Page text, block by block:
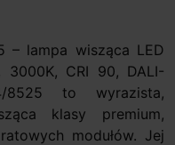
– lampa wisząca LED
3000K, CRI 90, DALI-
8525 to wyrazista,
klasy premium,
modułów. Jej